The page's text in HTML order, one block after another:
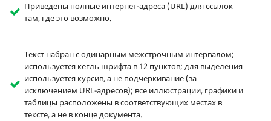
Приведены полные интернет-адреса (URL) для ссылок
там, где это возможно.
Текст набран с одинарным межстрочным интервалом;
используется кегль шрифта в 12 пунктов; для выделения
используется курсив, а не подчеркивание (за
исключением URL-адресов); все иллюстрации, графики и
таблицы расположены в соответствующих местах в
тексте, а не в конце документа.